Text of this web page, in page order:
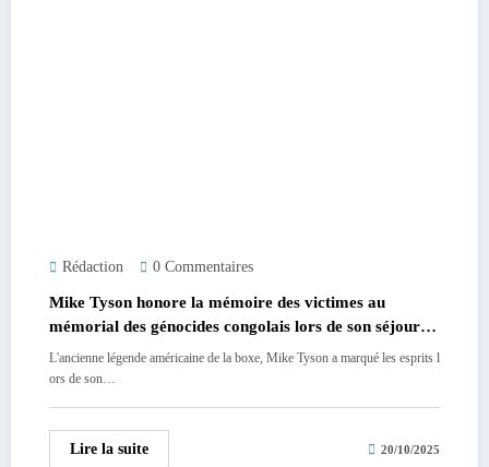
Rédaction 0 Commentaires
Mike Tyson honore la mémoire des victimes au
mémorial des génocides congolais lors de son séjour
en RDC.
L'ancienne légende américaine de la boxe, Mike Tyson a marqué les esprits l
ors de son…
Lire la suite 20/10/2025